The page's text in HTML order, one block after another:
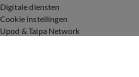
Digitale diensten
Cookie instellingen
Upod & Talpa Network